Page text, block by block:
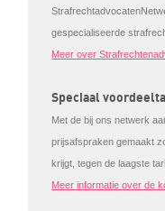
gespecialiseerde
Meer over
Speciaal
Met de bij ons netwerk
prijsafspraken gemaakt
krijgt, tegen de laagste
Meer informatie over de